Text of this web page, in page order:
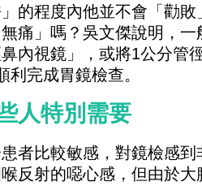
的程度內他並不會「勸敗
痛」嗎？吳文傑說明，
內視鏡」，或將1公分管
完成胃鏡檢查。
人特別需要
者比較敏感，對鏡檢感
反射的噁心感，但由於